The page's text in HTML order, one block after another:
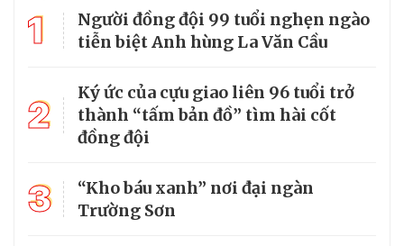
1
Người đồng đội 99 tuổi nghẹn ngào
tiễn biệt Anh hùng La Văn Cầu
2
Ký ức của cựu giao liên 96 tuổi trở
thành “tấm bản đồ” tìm hài cốt
đồng đội
3
“Kho báu xanh” nơi đại ngàn
Trường Sơn